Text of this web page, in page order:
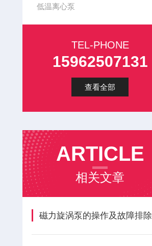
低温离心泵
TEL-PHONE
15962507131
查看全部
ARTICLE
相关文章
磁力旋涡泵的操作及故障排除